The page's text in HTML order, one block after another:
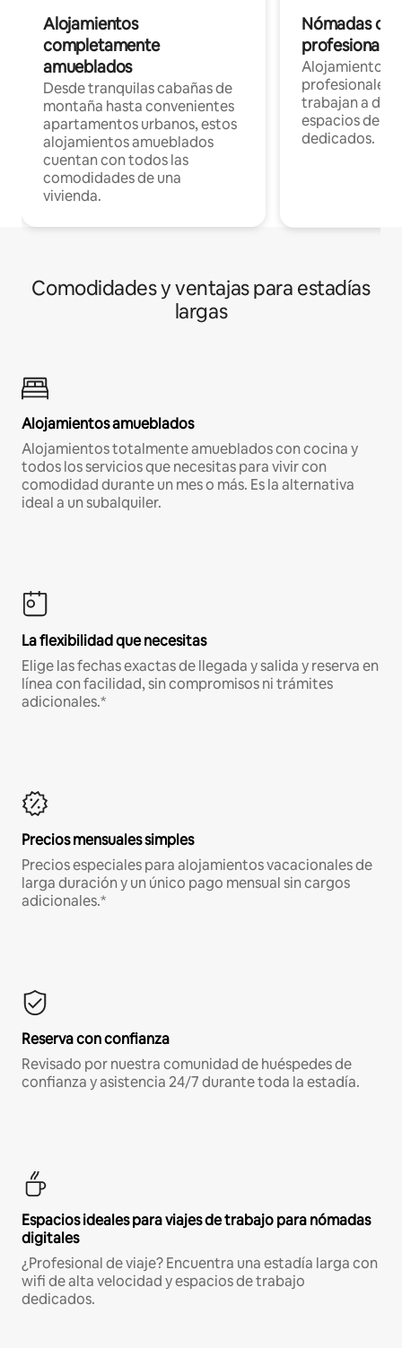
Alojamientos
completamente
amueblados
Desde tranquilas cabañas de
montaña hasta convenientes
apartamentos urbanos, estos
alojamientos amueblados
cuentan con todos las
comodidades de una
vivienda.
Nómadas
Alojamientos
profesionales
trabajan a
espacios de
dedicados.
Comodidades y ventajas para estadías
largas
Alojamientos amueblados
Alojamientos totalmente amueblados con cocina y
todos los servicios que necesitas para vivir con
comodidad durante un mes o más. Es la alternativa
ideal a un subalquiler.
La flexibilidad que necesitas
Elige las fechas exactas de llegada y salida y reserva en
línea con facilidad, sin compromisos ni trámites
adicionales.*
Precios mensuales simples
Precios especiales para alojamientos vacacionales de
larga duración y un único pago mensual sin cargos
adicionales.*
Reserva con confianza
Revisado por nuestra comunidad de huéspedes de
confianza y asistencia 24/7 durante toda la estadía.
Espacios ideales para viajes de trabajo para nómadas
digitales
¿Profesional de viaje? Encuentra una estadía larga con
wifi de alta velocidad y espacios de trabajo
dedicados.